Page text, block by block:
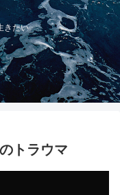
きたい
トラウマ